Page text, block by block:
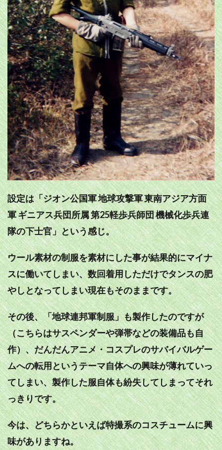
設定は「ジオン公国軍 地球攻撃軍 東南アジア方面
軍 ギニアス兵団所属 第25軽歩兵師団 機械化歩兵連
隊の下士官」という感じ。
ウール素材の制服を素材にした事が結果的にマイナ
スに働いてしまい、数回着用しただけでタンスの肥
やしとなってしまい現在もそのままです。
その後、「地球連邦軍制服」も製作したのですが
（こちらはサスペンダーや弾帯などの装備品も自
作）、だんだんアニメ・コスプレのサバイバルゲー
ムへの転用というテーマ自体への興味が薄れていっ
てしまい、製作した服自体も紛失してしまってそれ
っきりです。
今は、どちらかといえば特撮系のコスチュームに興
味がありますね。